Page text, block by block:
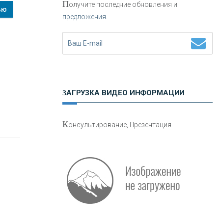
Нетворкинг для предпринимателей
авто
Получите последние обновления и
предложения.
ЗАГРУЗКА ВИДЕО ИНФОРМАЦИИ
Консультирование, Презентация